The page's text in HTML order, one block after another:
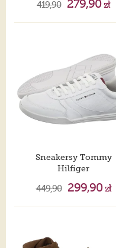
419,90 279,90zł
Sneakersy Tommy
Hilfiger
449,90 299,90zł